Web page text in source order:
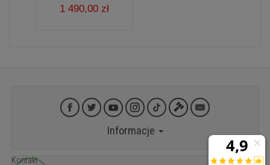
1 490,00 zł
Informacje
Kontakt